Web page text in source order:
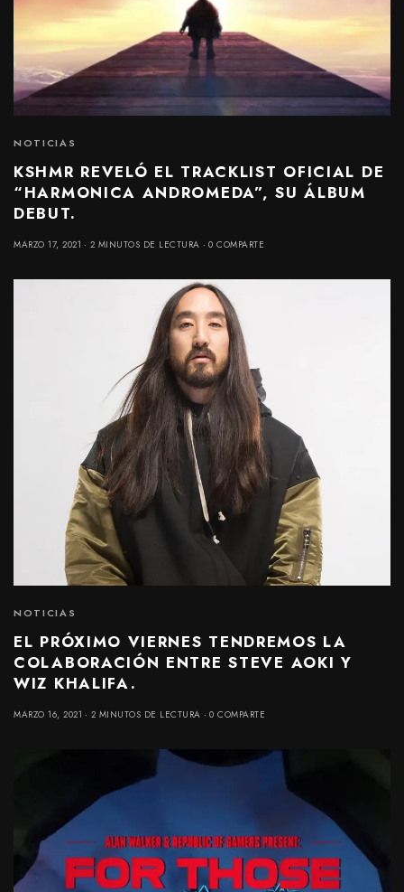
NOTICIAS
KSHMR REVELÓ EL TRACKLIST OFICIAL DE
“HARMONICA ANDROMEDA”, SU ÁLBUM
DEBUT.
MARZO 17, 2021 2 MINUTOS DE LECTURA 0 COMPARTE
NOTICIAS
EL PRÓXIMO VIERNES TENDREMOS LA
COLABORACIÓN ENTRE STEVE AOKI Y
WIZ KHALIFA.
MARZO 16, 2021 2 MINUTOS DE LECTURA 0 COMPARTE